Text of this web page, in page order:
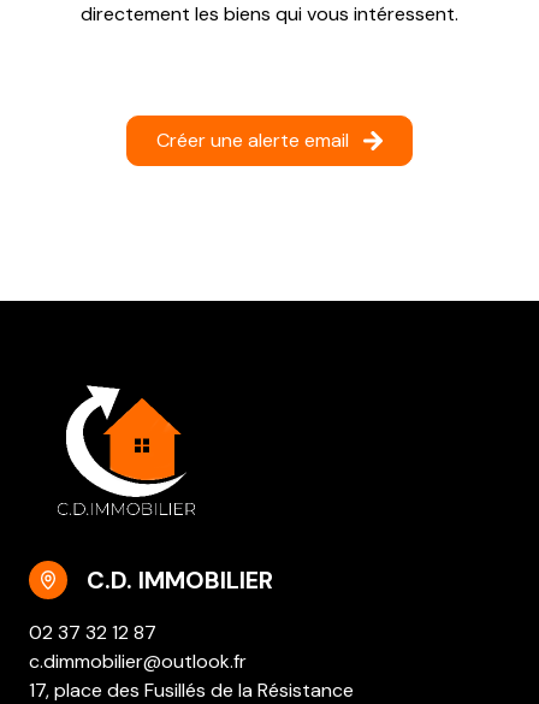
directement les biens qui vous intéressent.
Créer une alerte email
C.D. IMMOBILIER
02 37 32 12 87
c.dimmobilier@outlook.fr
17, place des Fusillés de la Résistance